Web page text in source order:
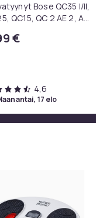
Bose QC35 I/II,
QC15, QC 2 AE 2, AE
Black
€
4,6
maanantai, 17 elo